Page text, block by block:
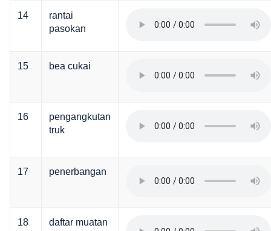
14
rantai
pasokan
15 bea cukai
16
pengangkutan
truk
17 penerbangan
18 daftar muatan